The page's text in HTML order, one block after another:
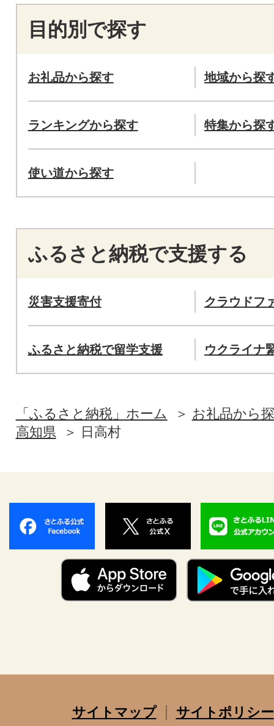
目的別で探す
お礼品から探す 地域から探
ランキングから探す 特集から探
使い道から探す
ふるさと納税で支援する
災害支援寄付 クラウドフ
ふるさと納税で留学支援 ウクライナ
「ふるさと納税」ホーム
お礼品から
高知県
日高村
サイトマップ サイトポリシー